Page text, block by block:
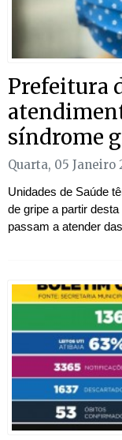
Prefeitura
síndrome
Quarta, 05 Janeiro
Unidades de Saúde
de gripe a partir
passam a atender